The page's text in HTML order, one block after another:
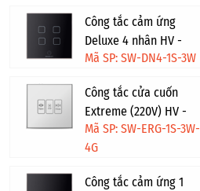
Công tắc cảm ứng
Deluxe 4 nhân HV -
Trắng
Mã SP: SW-DN4-1S-3W
Công tắc cửa cuốn
Extreme (220V) HV -
Trắng viền vàng
Mã SP: SW-ERG-1S-3W-
4G
Công tắc cảm ứng 1